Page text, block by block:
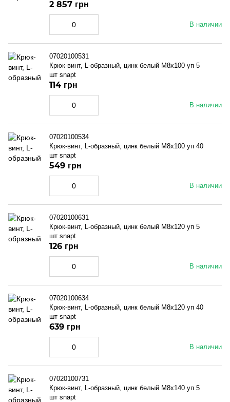
В наличии
2 857 грн
07020100531
Крюк-винт, L-образный, цинк белый M8x100 уп 5
шт snapt
В наличии
114 грн
07020100534
Крюк-винт, L-образный, цинк белый M8x100 уп 40
шт snapt
В наличии
549 грн
07020100631
Крюк-винт, L-образный, цинк белый M8x120 уп 5
шт snapt
В наличии
126 грн
07020100634
Крюк-винт, L-образный, цинк белый M8x120 уп 40
шт snapt
В наличии
639 грн
07020100731
Крюк-винт, L-образный, цинк белый M8x140 уп 5
шт snapt